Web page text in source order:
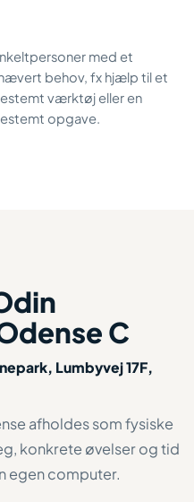
med et
behov, fx hjælp til et
værktøj eller en
opgave.
C
Lumbyvej 17F,
afholdes som fysiske
konkrete øvelser og tid
egen computer.